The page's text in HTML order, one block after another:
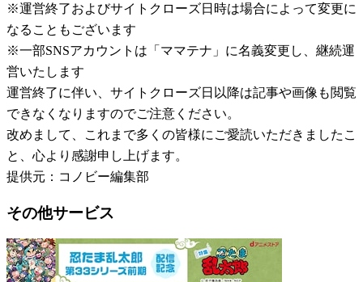
※運営終了およびサイトクローズ日時は場合によって変更に
なることもございます
※一部SNSアカウントは「ママテナ」に名義変更し、継続運
営いたします
運営終了に伴い、サイトクローズ日以降は記事や画像も閲覧
できなくなりますのでご注意ください。
改めまして、これまで多くの皆様にご愛読いただきましたこ
と、心より感謝申し上げます。
提供元：コノビー編集部
その他サービス